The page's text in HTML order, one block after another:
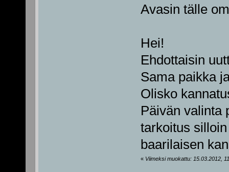
Avasin tälle
Hei!
Ehdottaisin
Sama paikka
Olisko
Päivän valinta
tarkoitus
baarilaisen
« Viimeksi muokattu: 15.03.2012,